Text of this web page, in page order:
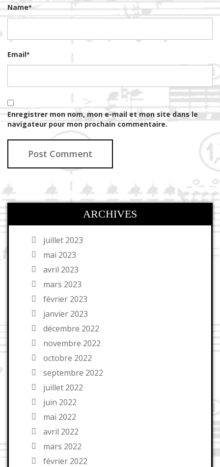
Name*
Email*
Enregistrer mon nom, mon e-mail et mon site dans le
navigateur pour mon prochain commentaire.
ARCHIVES
juillet 2023
mai 2023
avril 2023
mars 2023
février 2023
janvier 2023
décembre 2022
novembre 2022
octobre 2022
septembre 2022
juillet 2022
juin 2022
mai 2022
avril 2022
mars 2022
février 2022